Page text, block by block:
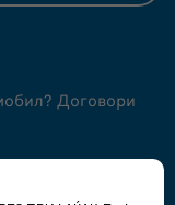
Договори